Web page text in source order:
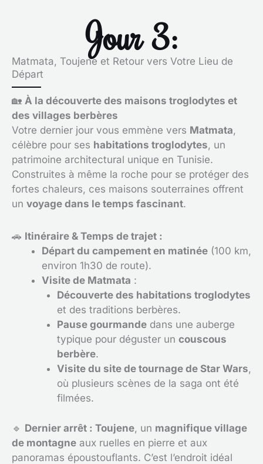
Jour 3:
Matmata, Toujene et Retour vers Votre Lieu de
Départ
🏡 À la découverte des maisons troglodytes et
des villages berbères
Votre dernier jour vous emmène vers Matmata,
célèbre pour ses habitations troglodytes, un
patrimoine architectural unique en Tunisie.
Construites à même la roche pour se protéger des
fortes chaleurs, ces maisons souterraines offrent
un voyage dans le temps fascinant.
🚗 Itinéraire & Temps de trajet :
Départ du campement en matinée (100 km,
environ 1h30 de route).
Visite de Matmata :
Découverte des habitations troglodytes
et des traditions berbères.
Pause gourmandedans une auberge
typique pour déguster un couscous
berbère.
Visite du site de tournage de Star Wars,
où plusieurs scènes de la saga ont été
filmées.
🔹 Dernier arrêt : Toujene, un magnifique village
de montagne aux ruelles en pierre et aux
panoramas époustouflants. C’est l’endroit idéal